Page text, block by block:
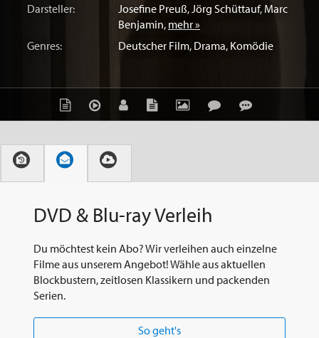
Darsteller:
Josefine Preuß, Jörg Schüttauf, Marc
Benjamin, mehr »
Genres:
Deutscher Film, Drama, Komödie
DVD & Blu-ray Verleih
Du möchtest kein Abo? Wir verleihen auch einzelne
Filme aus unserem Angebot! Wähle aus aktuellen
Blockbustern, zeitlosen Klassikern und packenden
Serien.
So geht's